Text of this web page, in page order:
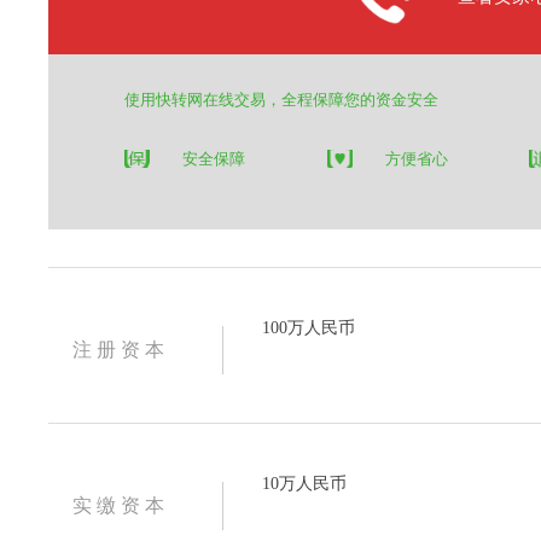
使用快转网在线交易，全程保障您的资金安全
安全保障 方便省心
注 册 资 本
100万人民币
实 缴 资 本
10万人民币